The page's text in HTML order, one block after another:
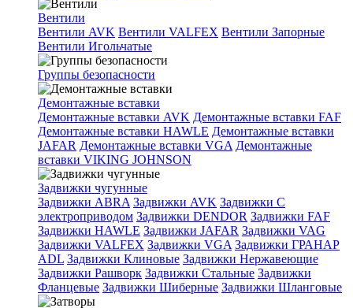
Вентили
Вентили AVK Вентили VALFEX Вентили Запорные
Вентили Игольчатые
Группы безопасности
Демонтажные вставки
Демонтажные вставки AVK Демонтажные вставки FAF
Демонтажные вставки HAWLE Демонтажные вставки
JAFAR Демонтажные вставки VGA Демонтажные
вставки VIKING JOHNSON
Задвижки чугунные
Задвижки ABRA Задвижки AVK Задвижки C
электроприводом Задвижки DENDOR Задвижки FAF
Задвижки HAWLE Задвижки JAFAR Задвижки VAG
Задвижки VALFEX Задвижки VGA Задвижки ГРАНАР
ADL Задвижки Клиновые Задвижки Нержавеющие
Задвижки Рашворк Задвижки Стальные Задвижки
Фланцевые Задвижки Шиберные Задвижки Шланговые